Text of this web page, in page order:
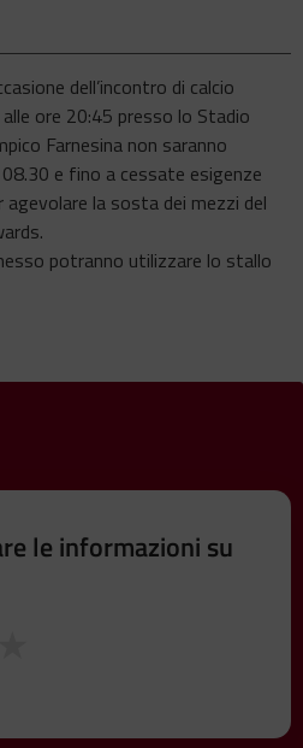
dell’incontro di calcio
ore 20:45 presso lo Stadio
Farnesina non saranno
e fino a cessate esigenze
la sosta dei mezzi del
potranno utilizzare lo stallo
le informazioni su